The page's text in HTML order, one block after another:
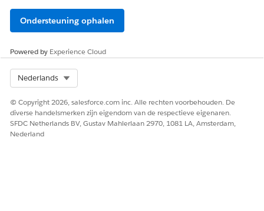
Ondersteuning ophalen
Powered by Experience Cloud
Nederlands
© Copyright 2026, salesforce.com inc. Alle rechten voorbehouden. De
diverse handelsmerken zijn eigendom van de respectieve eigenaren.
SFDC Netherlands BV, Gustav Mahlerlaan 2970, 1081 LA, Amsterdam,
Nederland